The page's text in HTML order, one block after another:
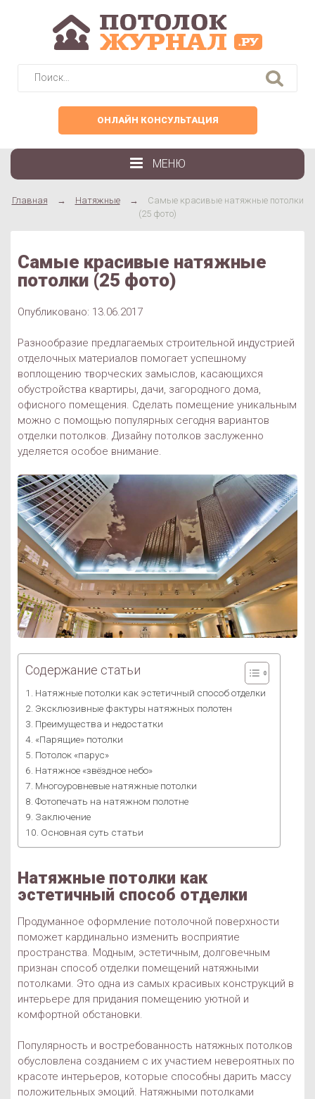
Найти:
ОНЛАЙН КОНСУЛЬТАЦИЯ
МЕНЮ
Главная → Натяжные →
Самые красивые натяжные потолки
(25 фото)
Самые красивые натяжные
потолки (25 фото)
Опубликовано: 13.06.2017
Разнообразие предлагаемых строительной индустрией
отделочных материалов помогает успешному
воплощению творческих замыслов, касающихся
обустройства квартиры, дачи, загородного дома,
офисного помещения. Сделать помещение уникальным
можно с помощью популярных сегодня вариантов
отделки потолков. Дизайну потолков заслуженно
уделяется особое внимание.
Содержание статьи
Натяжные потолки как эстетичный способ отделки
Эксклюзивные фактуры натяжных полотен
Преимущества и недостатки
«Парящие» потолки
Потолок «парус»
Натяжное «звёздное небо»
Многоуровневые натяжные потолки
Фотопечать на натяжном полотне
Заключение
Основная суть статьи
Натяжные потолки как
эстетичный способ отделки
Продуманное оформление потолочной поверхности
поможет кардинально изменить восприятие
пространства. Модным, эстетичным, долговечным
признан способ отделки помещений натяжными
потолками. Это одна из самых красивых конструкций в
интерьере для придания помещению уютной и
комфортной обстановки.
Популярность и востребованность натяжных потолков
обусловлена созданием с их участием невероятных по
красоте интерьеров, которые способны дарить массу
положительных эмоций. Натяжными потолками